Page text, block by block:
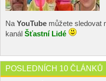
Na YouTube můžete sledovat
kanál Šťastní Lidé
POSLEDNÍCH 10 ČLÁNKŮ